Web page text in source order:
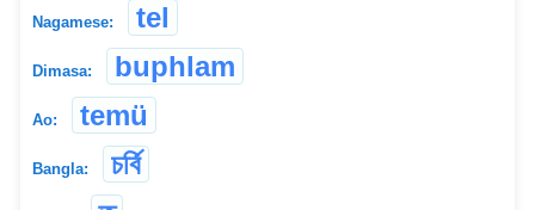
Nagamese: tel
Dimasa: buphlam
Ao: temü
Bangla: চৰ্বি